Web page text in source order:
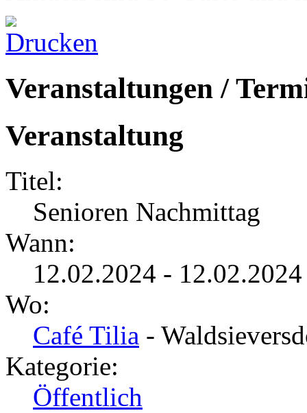
Veranstaltungen /
Veranstaltung
Titel:
Senioren Nachmittag
Wann:
12.02.2024 -
Wo:
Café Tilia -
Kategorie:
Öffentlich